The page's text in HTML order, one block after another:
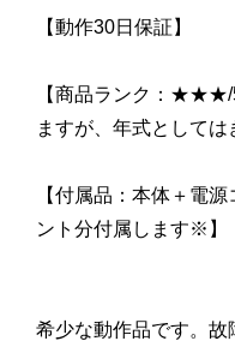
【動作30日保証】
【商品ランク：★★★/
ますが、年式として
【付属品：本体＋電
ント分付属します※】
希少な動作品です。故